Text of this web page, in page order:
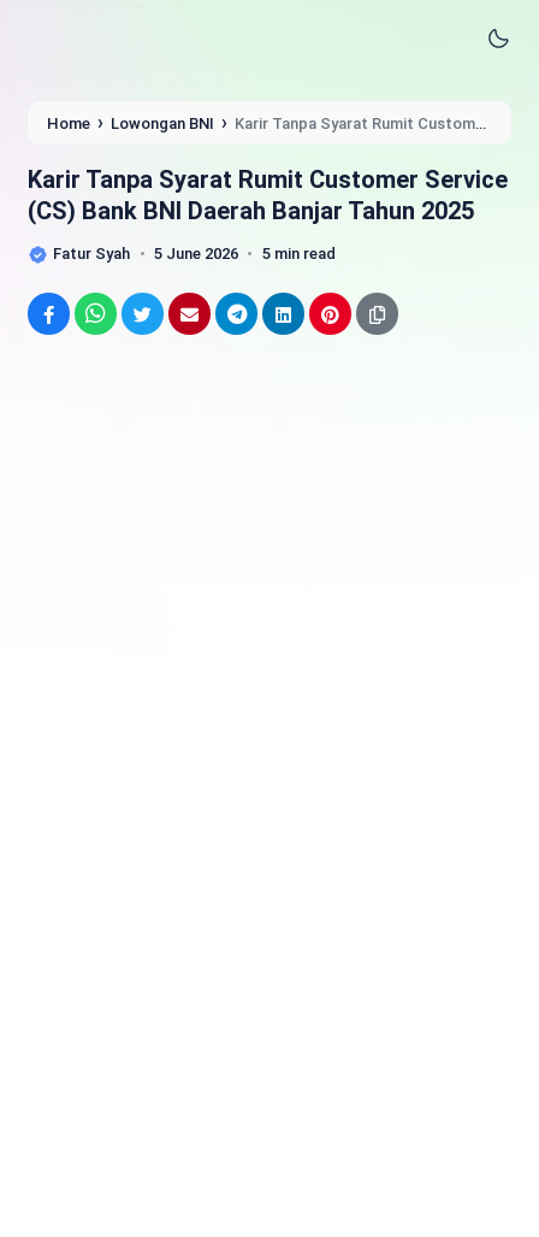
Home › Lowongan BNI › Karir Tanpa Syarat Rumit Customer
Karir Tanpa Syarat Rumit Customer Service
(CS) Bank BNI Daerah Banjar Tahun 2025
Fatur Syah 5 June 2026 5 min read